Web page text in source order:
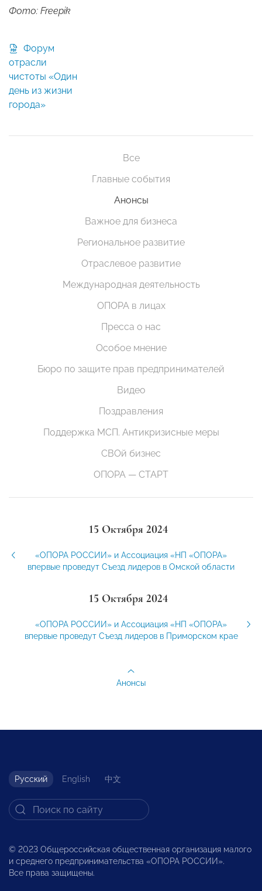
Фото: Freepik
отрасли
чистоты «Один
день из жизни
города»
Все
Главные события
Анонсы
Важное для бизнеса
Региональное развитие
Отраслевое развитие
Международная деятельность
ОПОРА в лицах
Пресса о нас
Особое мнение
Бюро по защите прав предпринимателей
Видео
Поздравления
Поддержка МСП. Антикризисные меры
СВОй бизнес
ОПОРА — СТАРТ
15 Октября 2024
«ОПОРА РОССИИ» и Ассоциация «НП «ОПОРА»
впервые проведут Съезд лидеров в Омской области
15 Октября 2024
«ОПОРА РОССИИ» и Ассоциация «НП «ОПОРА»
впервые проведут Съезд лидеров в Приморском крае
Анонсы
Русский English 中文
© 2023 Общероссийская общественная организация малого
и среднего предпринимательства «ОПОРА РОССИИ».
Все права защищены.